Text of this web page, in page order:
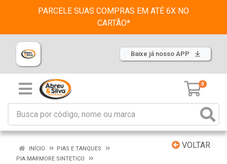
PARCELE SUAS COMPRAS EM ATÉ 6X NO
CARTÃO*
Baixe já nosso APP
0
VOLTAR
INÍCIO
PIAS E TANQUES
PIA MARMORE SINTETICO